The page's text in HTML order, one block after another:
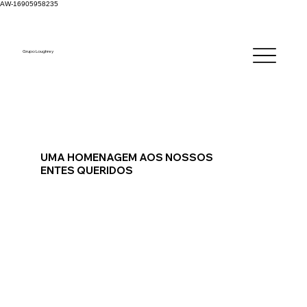
AW-16905958235
Grupo Loughrey
UMA HOMENAGEM AOS NOSSOS
ENTES QUERIDOS